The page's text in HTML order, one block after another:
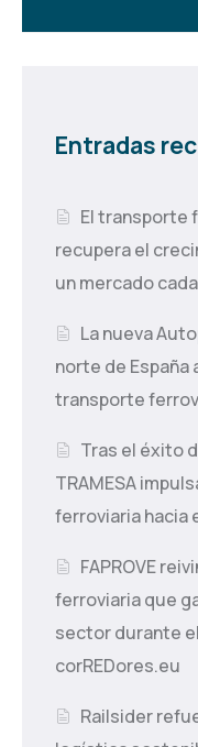
Entradas
El transporte
recupera el
un mercado
La nueva
norte de España
transporte
Tras el éxito
TRAMESA
ferroviaria hacia
FAPROVE
ferroviaria que
sector durante
corREDores.eu
Railsider